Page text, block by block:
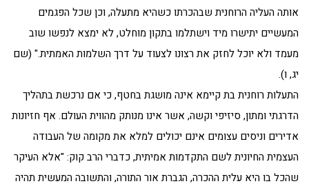
אותה העליה הרוחנית שבהכרתו כשהיא מתעלה, וכן שכל הפגמים
המעשיים יתישרו מיד וישתלמו בתקון מוחלט, לא ימצא לנפשו שוב
מעמד ולא יוכל לחזק את רצונו לצעוד על דרך השלמות האמתית." (שם
יג, ו).
התעלות רוחנית בת קיימא אינה מושגת בחטף, כי אם נרכשת בתהליך
הדרגתי ומתון, סיזיפי וקשה, אשר אינו מנותק מהווית העולם. אף חזיונות
אדירים וניסים עצומים אינם יכולים למלא את מקומה של העבודה
העצמית החיונית לשם התקדמות אמיתית, כדברי הרב קוק: "אלא העיקר
שהכל בו היא עלית ההכרה, הגברת אור התורה, והתשובה המעשית תהיה